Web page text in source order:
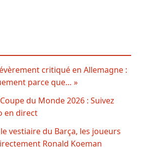
critiqué en Allemagne :
parce que… »
du Monde 2026 : Suivez
en direct
vestiaire du Barça, les joueurs
Ronald Koeman